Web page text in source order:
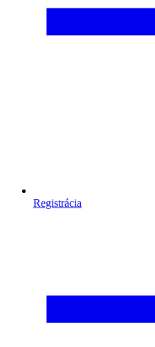
Registrácia